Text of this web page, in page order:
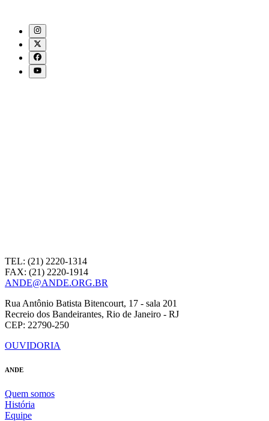
TEL: (21) 2220-1314
FAX: (21) 2220-1914
ANDE@ANDE.ORG.BR
Rua Antônio Batista Bitencourt, 17 - sala 201
Recreio dos Bandeirantes, Rio de Janeiro - RJ
CEP: 22790-250
OUVIDORIA
ANDE
Quem somos
História
Equipe